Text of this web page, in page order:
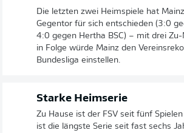
Die letzten zwei Heimspiele hat
Gegentor für sich entschieden (3:0
4:0 gegen Hertha BSC) – mit drei
in Folge würde Mainz den
Bundesliga einstellen.
Starke Heimserie
Zu Hause ist der FSV seit fünf
ist die längste Serie seit fast sechs